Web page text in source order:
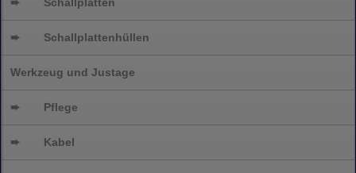
➨ Schallplatten
➨ Schallplattenhüllen
Werkzeug und Justage
➨ Pflege
➨ Kabel